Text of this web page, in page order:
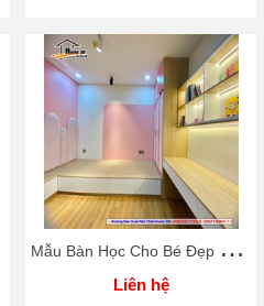
M
ẫu Bàn Học Cho Bé Đẹp Rẻ Home 3D
Liên hệ